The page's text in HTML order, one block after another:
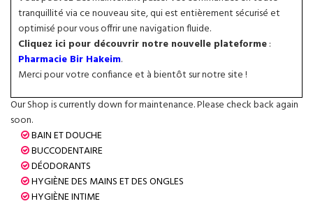
tranquillité via ce nouveau site, qui est entièrement sécurisé et
optimisé pour vous offrir une navigation fluide.
Cliquez ici pour découvrir notre nouvelle plateforme:
Pharmacie Bir Hakeim.
Merci pour votre confiance et à bientôt sur notre site !
Our Shop is currently down for maintenance. Please check back again
soon.
BAIN ET DOUCHE
BUCCODENTAIRE
DÉODORANTS
HYGIÈNE DES MAINS ET DES ONGLES
HYGIÈNE INTIME